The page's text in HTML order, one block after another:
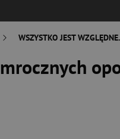
WSZYSTKO JEST